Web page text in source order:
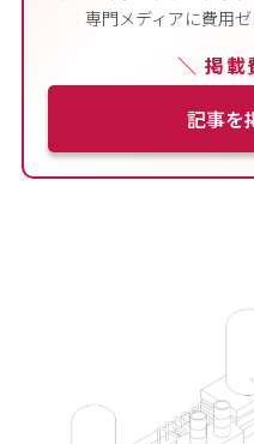
専門メディアに費用
＼ 掲載
記事を